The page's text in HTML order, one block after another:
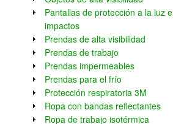
Pantallas de protección a la luz e
impactos
Prendas de alta visibilidad
Prendas de trabajo
Prendas impermeables
Prendas para el frío
Protección respiratoria 3M
Ropa con bandas reflectantes
Ropa de trabajo isotérmica